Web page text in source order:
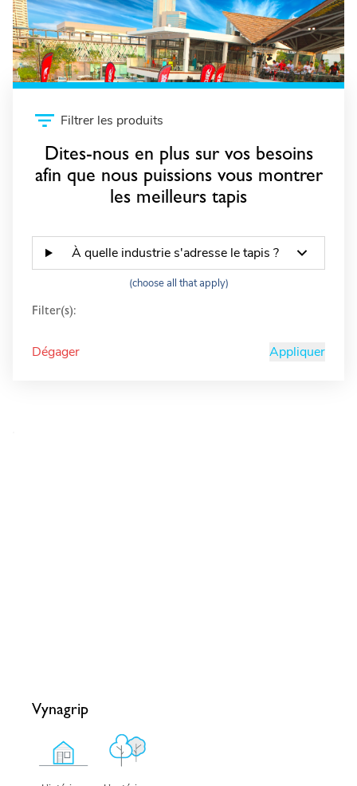
Simulateurs de surf
Filtrer les produits
Dites-nous en plus sur vos besoins
afin que nous puissions vous montrer
les meilleurs tapis
À quelle industrie s'adresse le tapis ?
(choose all that apply)
Filter(s):
Dégager Appliquer
Vynagrip